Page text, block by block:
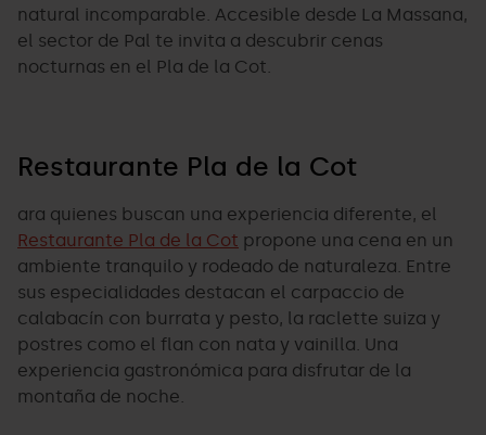
natural incomparable. Accesible desde La Massana,
el sector de Pal te invita a descubrir cenas
nocturnas en el Pla de la Cot.
Restaurante Pla de la Cot
ara quienes buscan una experiencia diferente, el
Restaurante Pla de la Cot propone una cena en un
ambiente tranquilo y rodeado de naturaleza. Entre
sus especialidades destacan el carpaccio de
calabacín con burrata y pesto, la raclette suiza y
postres como el flan con nata y vainilla. Una
experiencia gastronómica para disfrutar de la
montaña de noche.